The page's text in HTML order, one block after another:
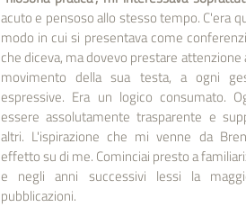
acuto e pensoso allo stesso tempo. C'era
modo in cui si presentava come
che diceva, ma dovevo prestare attenzione
movimento della sua testa, a ogni
espressive. Era un logico consumato.
essere assolutamente trasparente e
altri. L'ispirazione che mi venne da
effetto su di me. Cominciai presto a
e negli anni successivi lessi la
pubblicazioni.